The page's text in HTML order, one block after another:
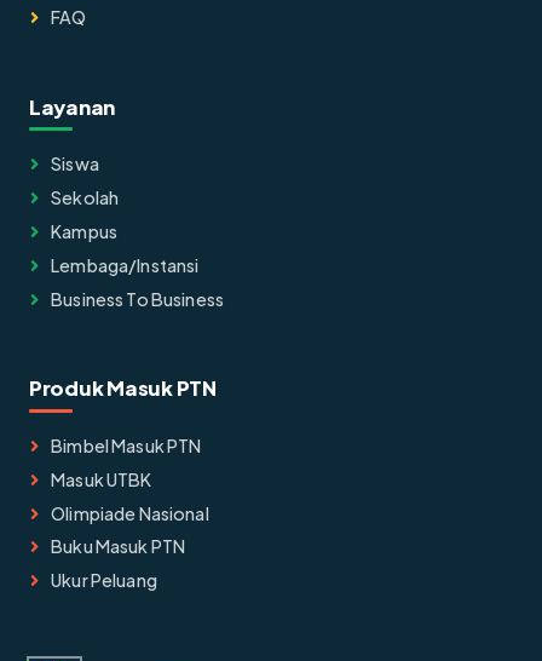
FAQ
Layanan
Siswa
Sekolah
Kampus
Lembaga/instansi
Business To Business
Produk Masuk PTN
Bimbel Masuk PTN
Masuk UTBK
Olimpiade Nasional
Buku Masuk PTN
Ukur Peluang